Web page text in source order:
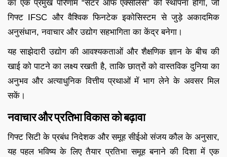
का एक प्रमुख परिणाम “सेंटर ऑफ एक्सीलेंस” की स्थापना होगा, जो
गिफ्ट IFSC और वैश्विक फिनटेक इकोसिस्टम से जुड़े अकादमिक
अनुसंधान, नवाचार और उद्योग सहभागिता का केंद्र बनेगा।
यह साझेदारी उद्योग की आवश्यकताओं और शैक्षणिक ज्ञान के बीच की
खाई को पाटने का लक्ष्य रखती है, ताकि छात्रों को वास्तविक दुनिया का
अनुभव और अत्याधुनिक वित्तीय प्रथाओं में भाग लेने के अवसर मिल
सकें।
नवाचार और प्रतिभा विकास को बढ़ावा
गिफ्ट सिटी के प्रबंध निदेशक और समूह सीईओ संजय कौल के अनुसार,
यह पहल भविष्य के लिए तैयार प्रतिभा समूह बनाने की दिशा में एक